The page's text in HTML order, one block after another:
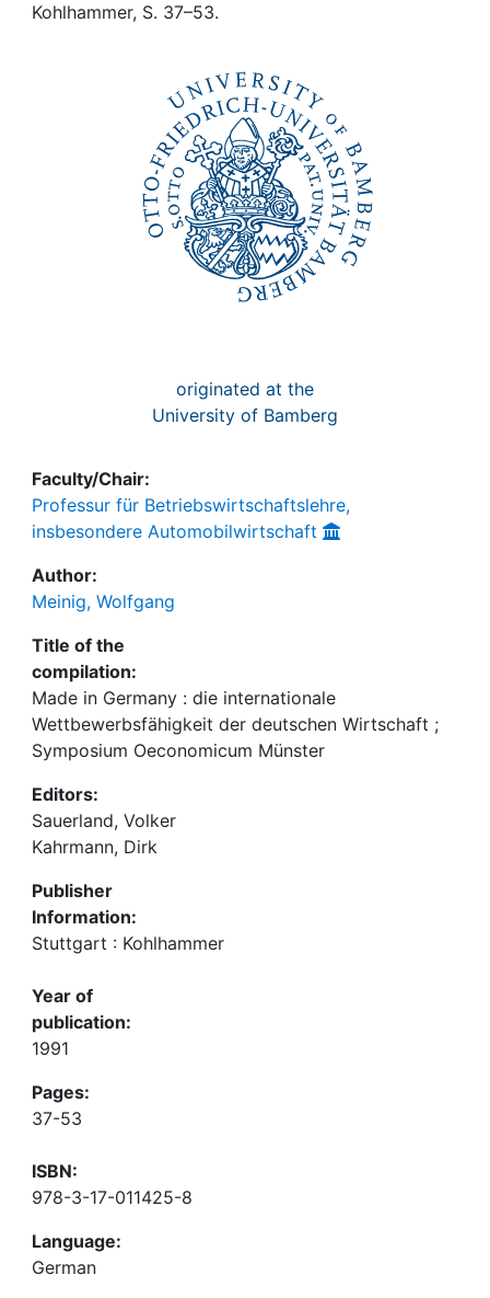
Kohlhammer, S. 37–53.
originated at the
University of Bamberg
Faculty/Chair:
Professur für Betriebswirtschaftslehre,
insbesondere Automobilwirtschaft
Author:
Meinig, Wolfgang
Title of the
compilation:
Made in Germany : die internationale
Wettbewerbsfähigkeit der deutschen Wirtschaft ;
Symposium Oeconomicum Münster
Editors:
Sauerland, Volker
Kahrmann, Dirk
Publisher
Information:
Stuttgart : Kohlhammer
Year of
publication:
1991
Pages:
37-53
ISBN:
978-3-17-011425-8
Language:
German